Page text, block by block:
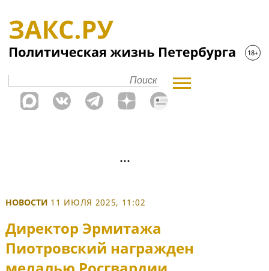
НОВОСТИ 11 ИЮЛЯ 2025, 11:02
Директор Эрмитажа
Пиотровский награжден